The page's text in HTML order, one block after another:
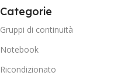
Categorie
Gruppi di continuità
Notebook
Ricondizionato